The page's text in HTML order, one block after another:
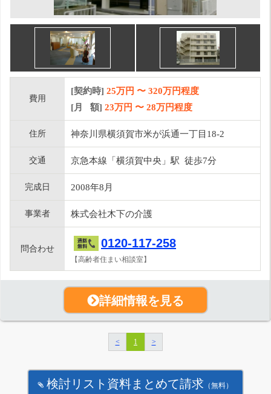
費用
[契約時] 25万円 〜 320万円程度
[月 額] 23万円 〜 28万円程度
住所 神奈川県横須賀市米が浜通一丁目18-2
交通 京急本線「横須賀中央」駅 徒歩7分
完成日 2008年8月
事業者 株式会社木下の介護
問合わせ 0120-117-258
【高齢者住まい相談室】
詳細情報を見る
< 1 >
検討リスト資料まとめて請求 （無料）